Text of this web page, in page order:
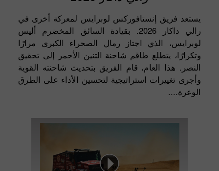
يستعد فريق إنستافوركس لوبرايس لمعركة أخرى في
رالي داكار 2026. بقيادة السائق المخضرم أليس
لوبرايس، الذي اجتاز رمال الصحراء الكبرى مرارًا
وتكرارًا، يتطلع طاقم شاحنة التنين الأحمر إلى تحقيق
النصر. هذا العام، قام الفريق بتحديث شاحنته القوية
وأجرى تغييرات استراتيجية لتحسين الأداء على الطرق
الوعرة....